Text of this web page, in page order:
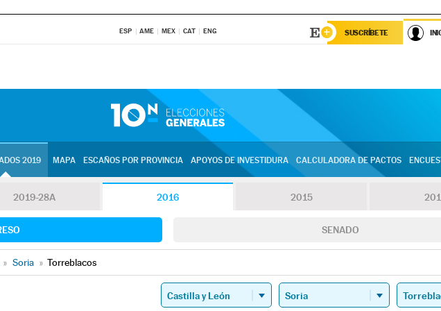
ESP AME MEX CAT ENG SUSCRÍBETE
2019 MAPA ESCAÑOS POR PROVINCIA APOYOS DE INVESTIDURA CALCULADORA DE PACTOS
2019-28A 2016 2015
SENADO
» Soria » Torreblacos